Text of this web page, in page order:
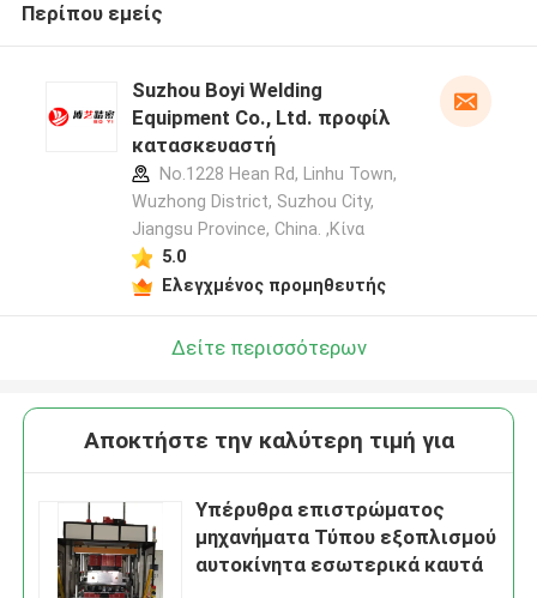
Περίπου εμείς
Suzhou Boyi Welding
Equipment Co., Ltd. προφίλ
κατασκευαστή
No.1228 Hean Rd, Linhu Town,
Wuzhong District, Suzhou City,
Jiangsu Province, China. ,Κίνα
5.0
Ελεγχμένος προμηθευτής
Δείτε περισσότερων
Αποκτήστε την καλύτερη τιμή για
Υπέρυθρα επιστρώματος
μηχανήματα Τύπου εξοπλισμού
αυτοκίνητα εσωτερικά καυτά